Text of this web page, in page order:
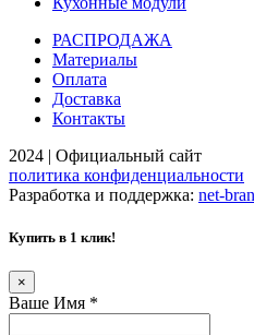
РАСПРОДАЖА
Материалы
Оплата
Доставка
Контакты
2024 | Официальный сайт
политика конфиденциальности
Разработка и поддержка: net-bran
Купить в 1 клик!
×
Ваше Имя *